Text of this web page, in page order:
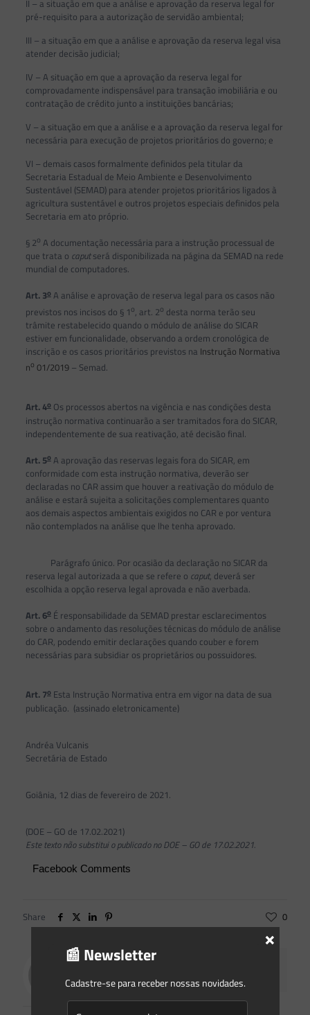
II – a situação em que a análise e aprovação da reserva legal for
pré-requisito para a autorização de servidão ambiental;
III – a situação em que a análise e aprovação da reserva legal visa
atender decisão judicial;
IV – A situação em que a aprovação da reserva legal for
comprovadamente indispensável para transação imobiliária e ou
contratação de crédito junto a instituições bancárias;
V – a situação em que a análise e a aprovação da reserva legal for
necessária para execução de projetos prioritários do governo; e
VI – demais casos formalmente definidos pela titular da
Secretaria Estadual de Meio Ambiente e Desenvolvimento
Sustentável (SEMAD) para atender projetos prioritários ligados à
agricultura sustentável e outros projetos especiais definidos pela
Secretaria em ato próprio.
§ 2o A documentação necessária para a instrução processual de
que trata o caputserá disponibilizada na página da SEMAD na rede
mundial de computadores.
Art. 3oA análise e aprovação de reserva legal para os casos não
previstos nos incisos do § 1o, art. 2o desta norma terão seu
trâmite restabelecido quando o módulo de análise do SICAR
estiver em funcionalidade, observando a ordem cronológica de
inscrição e os casos prioritários previstos na Instrução Normativa
no 01/2019– Semad.
Art. 4oOs processos abertos na vigência e nas condições desta
instrução normativa continuarão a ser tramitados fora do SICAR,
independentemente de sua reativação, até decisão final.
Art. 5oA aprovação das reservas legais fora do SICAR, em
conformidade com esta instrução normativa, deverão ser
declaradas no CAR assim que houver a reativação do módulo de
análise e estará sujeita a solicitações complementares quanto
aos demais aspectos ambientais exigidos no CAR e por ventura
não contemplados na análise que lhe tenha aprovado.
Parágrafo único. Por ocasião da declaração no SICAR da
reserva legal autorizada a que se refere o caput, deverá ser
escolhida a opção reserva legal aprovada e não averbada.
Art. 6oÉ responsabilidade da SEMAD prestar esclarecimentos
sobre o andamento das resoluções técnicas do módulo de análise
do CAR, podendo emitir declarações quando couber e forem
necessárias para subsidiar os proprietários ou possuidores.
Art. 7oEsta Instrução Normativa entra em vigor na data de sua
publicação. (assinado eletronicamente)
Andréa Vulcanis
Secretária de Estado
Goiânia, 12 dias de fevereiro de 2021.
(DOE – GO de 17.02.2021)
Este texto não substitui o publicado no DOE – GO de 17.02.2021.
Facebook Comments
Share 0
📰 Newsletter
Cadastre-se para receber nossas novidades.
×